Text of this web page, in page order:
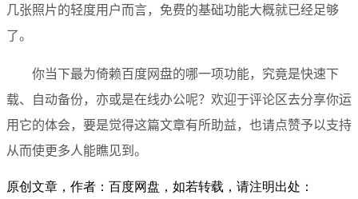
几张照片的轻度用户而言，免费的基础功能大概就已经足够
了。
你当下最为倚赖百度网盘的哪一项功能，究竟是快速下
载、自动备份，亦或是在线办公呢？欢迎于评论区去分享你运
用它的体会，要是觉得这篇文章有所助益，也请点赞予以支持
从而使更多人能瞧见到。
原创文章，作者：百度网盘，如若转载，请注明出处：